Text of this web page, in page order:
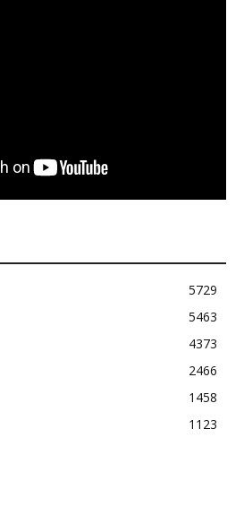
5729
5463
4373
2466
1458
1123